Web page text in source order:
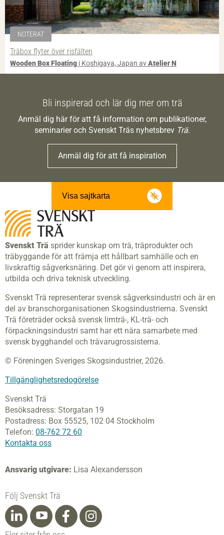
NOTERAT
Träbox flyter över risfälten
Wooden Box Floating i Koshigaya, Japan avAtelier N
Bli inspirerad och lär dig mer om trä
Anmäl dig här för att få information om publikationer,
seminarier och Svenskt Träs nyhetsbrev Trä.
Anmäl dig för att få inspiration
Visa sajtkarta
Svenskt Trä sprider kunskap om trä, träprodukter och
träbyggande för att främja ett hållbart samhälle och en
livskraftig sågverksnäring. Det gör vi genom att inspirera,
utbilda och driva teknisk utveckling.
Svenskt Trä representerar svensk sågverksindustri och är en
del av branschorganisationen Skogsindustrierna. Svenskt
Trä företräder också svensk limträ-, KL-trä- och
förpackningsindustri samt har ett nära samarbete med
svensk bygghandel och trävarugrossisterna.
© Föreningen Sveriges Skogsindustrier, 2026.
Tillgänglighetsredogörelse
Svenskt Trä
Besöksadress: Storgatan 19
Postadress: Box 55525, 102 04 Stockholm
Telefon: 08-762 72 60
Kontakta oss
Ansvarig utgivare: Lisa Alexandersson
Följ Svenskt Trä